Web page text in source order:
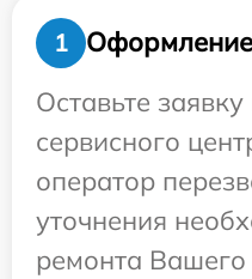
1
Оставьте
сервисного
оператор
уточнения
ремонта Вашего